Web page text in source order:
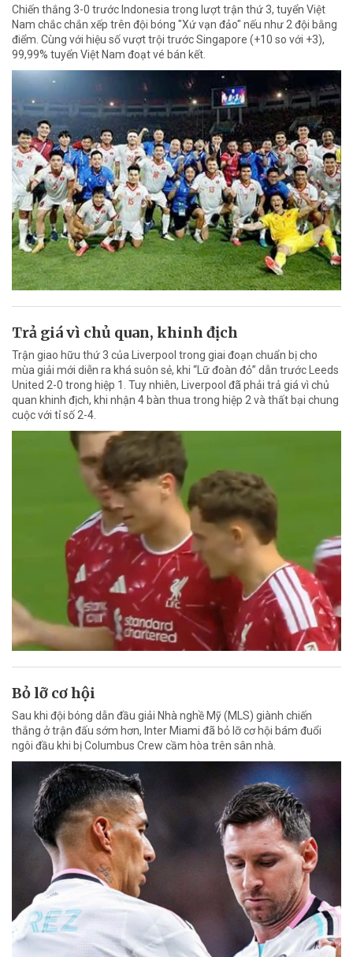
Chiến thắng 3-0 trước Indonesia trong lượt trận thứ 3, tuyển Việt
Nam chắc chắn xếp trên đội bóng "Xứ vạn đảo" nếu như 2 đội bằng
điểm. Cùng với hiệu số vượt trội trước Singapore (+10 so với +3),
99,99% tuyển Việt Nam đoạt vé bán kết.
Trả giá vì chủ quan, khinh địch
Trận giao hữu thứ 3 của Liverpool trong giai đoạn chuẩn bị cho
mùa giải mới diễn ra khá suôn sẻ, khi “Lữ đoàn đỏ” dẫn trước Leeds
United 2-0 trong hiệp 1. Tuy nhiên, Liverpool đã phải trả giá vì chủ
quan khinh địch, khi nhận 4 bàn thua trong hiệp 2 và thất bại chung
cuộc với tỉ số 2-4.
Bỏ lỡ cơ hội
Sau khi đội bóng dẫn đầu giải Nhà nghề Mỹ (MLS) giành chiến
thắng ở trận đấu sớm hơn, Inter Miami đã bỏ lỡ cơ hội bám đuổi
ngôi đầu khi bị Columbus Crew cầm hòa trên sân nhà.